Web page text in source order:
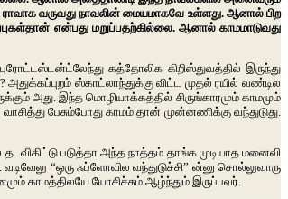
வருவது நாவலின் மையமாகவே உள்ளது. ஆனால் பிற
என்பது மறுப்பதற்கில்லை. ஆனால் காமமாடுவது
கத்தோலிக கிறிஸ்துவத்தில் இருந்து
ஸ்காட்லாந்துக்கு விட்ட முதல் ரயில் வண்டில
அது. இந்த மொழியாக்கத்தில் சிருங்காரமும் காமமும்
பேசும்போது காமம் தான் முன்னணிக்கு வந்துடுது.
படுத்தா அந்த நாத்தம் தாங்க முடியாத மனைவி
“ஒரு ஃப்ளோவில வந்துடுச்சி” ன்னு சொல்லுவாரு
காமத்திலயே யோசிச்சும் ஆழ்ந்தும் இருப்பவர்.